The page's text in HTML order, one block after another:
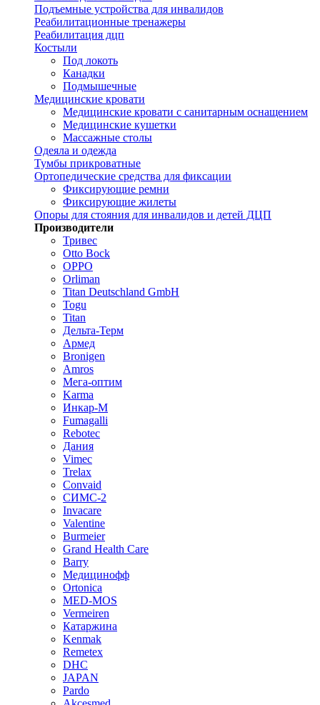
Подъемные устройства для инвалидов
Реабилитационные тренажеры
Реабилитация дцп
Костыли
Под локоть
Канадки
Подмышечные
Медицинские кровати
Медицинские кровати с санитарным оснащением
Медицинские кушетки
Массажные столы
Одеяла и одежда
Тумбы прикроватные
Ортопедические средства для фиксации
Фиксирующие ремни
Фиксирующие жилеты
Опоры для стояния для инвалидов и детей ДЦП
Производители
Тривес
Otto Bock
OPPO
Orliman
Titan Deutschland GmbH
Togu
Titan
Дельта-Терм
Армед
Bronigen
Amros
Мега-оптим
Karma
Инкар-М
Fumagalli
Rebotec
Дания
Vimec
Trelax
Convaid
СИМС-2
Invacare
Valentine
Burmeier
Grand Health Care
Barry
Медицинофф
Ortonica
MED-MOS
Vermeiren
Катаржина
Kenmak
Remetex
DHC
JAPAN
Pardo